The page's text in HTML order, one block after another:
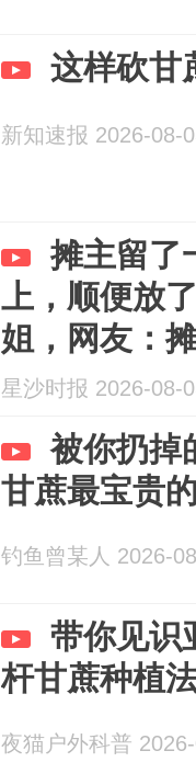
这样砍甘
新知速报 2026-08-
摊主留了
上，顺便放
姐，网友：
星沙时报 2026-08-
被你扔掉
甘蔗最宝贵
钓鱼曾某人 2026-
带你见识
杆甘蔗种植
夜猫户外科普